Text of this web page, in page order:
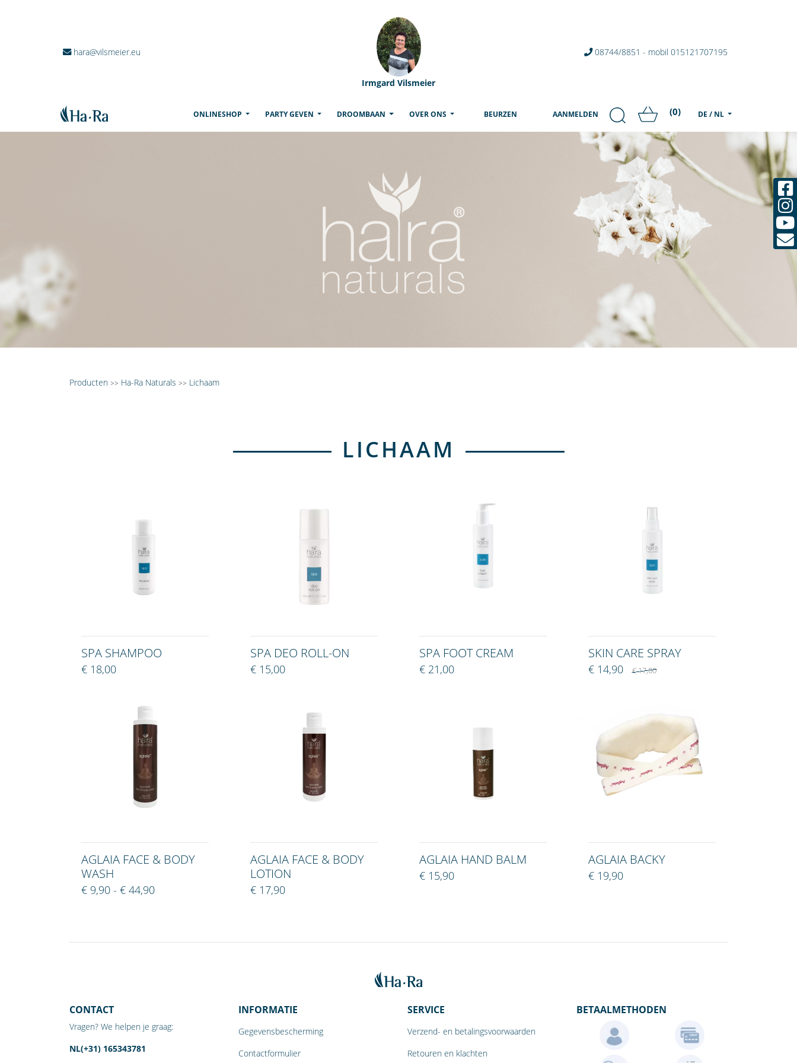
hara@vilsmeier.eu
Irmgard Vilsmeier
08744/8851 - mobil 015121707195
ONLINESHOP (CURRENT)PARTY GEVEN DROOMBAAN OVER ONS BEURZEN AANMELDEN (0) DE / NL
Producten >> Ha-Ra Naturals >> Lichaam
LICHAAM
SPA SHAMPOO
€ 18,00
SPA DEO ROLL-ON
€ 15,00
SPA FOOT CREAM
€ 21,00
SKIN CARE SPRAY
€ 14,90€ 17,00
AGLAIA FACE & BODY
WASH
€ 9,90 - € 44,90
AGLAIA FACE & BODY
LOTION
€ 17,90
AGLAIA HAND BALM
€ 15,90
AGLAIA BACKY
€ 19,90
CONTACT
Vragen? We helpen je graag:
NL(+31) 165343781
INFORMATIE
Gegevensbescherming
Contactformulier
SERVICE
Verzend- en betalingsvoorwaarden
Retouren en klachten
BETAALMETHODEN